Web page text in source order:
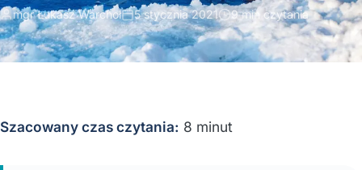
mgr Łukasz Warchoł 5 stycznia 2021 9 min czytania
Szacowany czas czytania: 8 minut